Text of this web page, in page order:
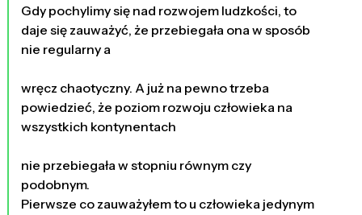
Gdy pochylimy się nad rozwojem ludzkości, to
daje się zauważyć, że przebiegała ona w sposób
nie regularny a
wręcz chaotyczny. A już na pewno trzeba
powiedzieć, że poziom rozwoju człowieka na
wszystkich kontynentach
nie przebiegała w stopniu równym czy
podobnym.
Pierwsze co zauważyłem to u człowieka jedynym